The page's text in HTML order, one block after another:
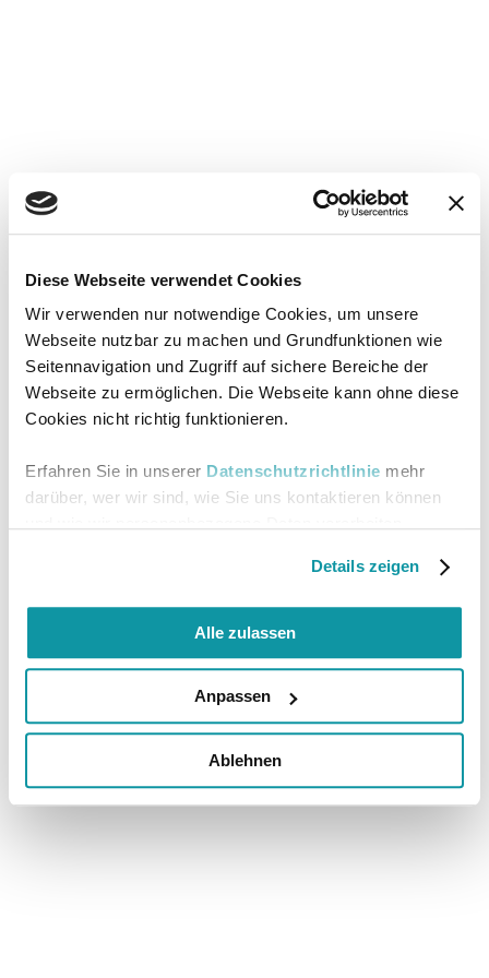
Diese Webseite verwendet Cookies
Wir verwenden nur notwendige Cookies, um unsere
Webseite nutzbar zu machen und Grundfunktionen wie
Seitennavigation und Zugriff auf sichere Bereiche der
Webseite zu ermöglichen. Die Webseite kann ohne diese
Cookies nicht richtig funktionieren.
Erfahren Sie in unserer Datenschutzrichtlinie mehr
darüber, wer wir sind, wie Sie uns kontaktieren können
Details zeigen
Alle zulassen
Anpassen
Ablehnen